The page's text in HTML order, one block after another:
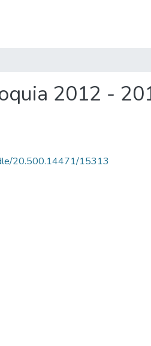
2012 -
20.500.14471/15313